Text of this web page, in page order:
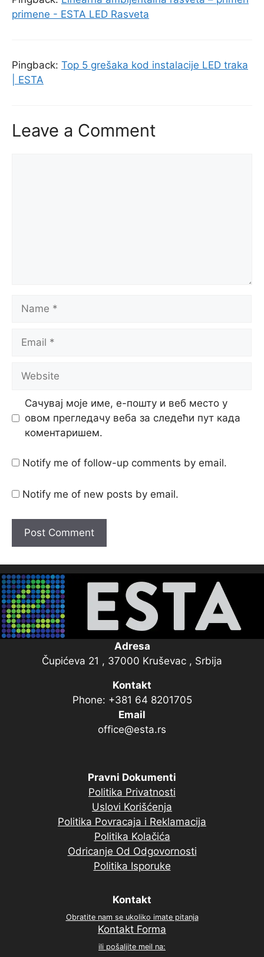
primene - ESTA LED Rasveta
Pingback: Top 5 grešaka kod instalacije LED traka
| ESTA
Leave a Comment
Name
Email
Website
Сачувај моје име, е-пошту и веб место у
овом прегледачу веба за следећи пут када
коментаришем.
Notify me of follow-up comments by email.
Notify me of new posts by email.
Adresa
Čupićeva 21 , 37000 Kruševac , Srbija
Kontakt
Phone: +381 64 8201705
Email
office@esta.rs
Pravni Dokumenti
Politika Privatnosti
Uslovi Korišćenja
Politika Povracaja i Reklamacija
Politika Kolačića
Odricanje Od Odgovornosti
Politika Isporuke
Kontakt
Obratite nam se ukoliko imate pitanja
Kontakt Forma
ili pošaljite meil na: